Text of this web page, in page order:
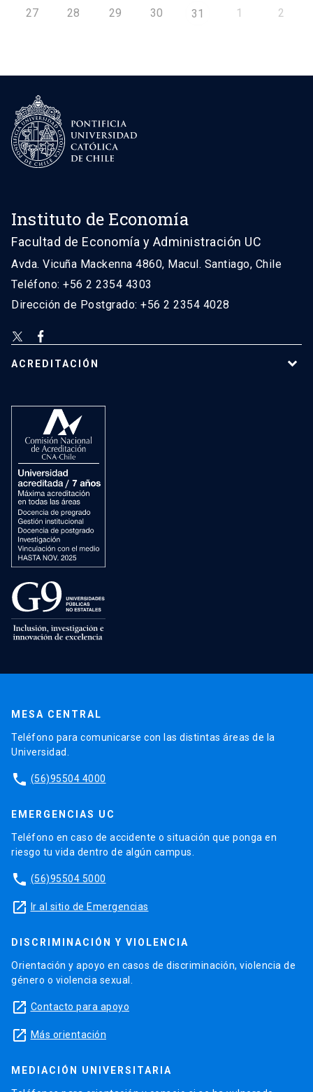
27 28 29 30 31 1 2
Instituto de Economía
Facultad de Economía y Administración UC
Avda. Vicuña Mackenna 4860, Macul. Santiago, Chile
Teléfono: +56 2 2354 4303
Dirección de Postgrado: +56 2 2354 4028
ACREDITACIÓN
MESA CENTRAL
Teléfono para comunicarse con las distintas áreas de la
Universidad.
phone (56)95504 4000
EMERGENCIAS UC
Teléfono en caso de accidente o situación que ponga en
riesgo tu vida dentro de algún campus.
phone (56)95504 5000
launch Ir al sitio de Emergencias
DISCRIMINACIÓN Y VIOLENCIA
Orientación y apoyo en casos de discriminación, violencia de
género o violencia sexual.
launch Contacto para apoyo
launch Más orientación
MEDIACIÓN UNIVERSITARIA